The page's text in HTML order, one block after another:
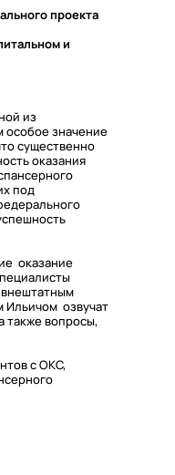
проекта
и
из
особое значение
существенно
оказания
под
оказание
внештатным
Ильичом озвучат
также вопросы,
с ОКС,